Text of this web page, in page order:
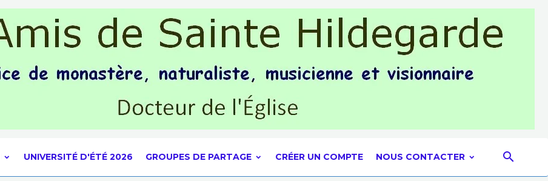
UNIVERSITÉ D'ÉTÉ 2026 GROUPES DE PARTAGE CRÉER UN COMPTE NOUS CONTACTER